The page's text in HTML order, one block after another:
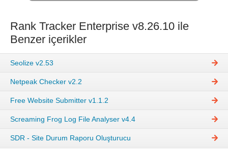
Rank Tracker Enterprise v8.26.10 ile
Benzer içerikler
Seolize v2.53
Netpeak Checker v2.2
Free Website Submitter v1.1.2
Screaming Frog Log File Analyser v4.4
SDR - Site Durum Raporu Oluşturucu